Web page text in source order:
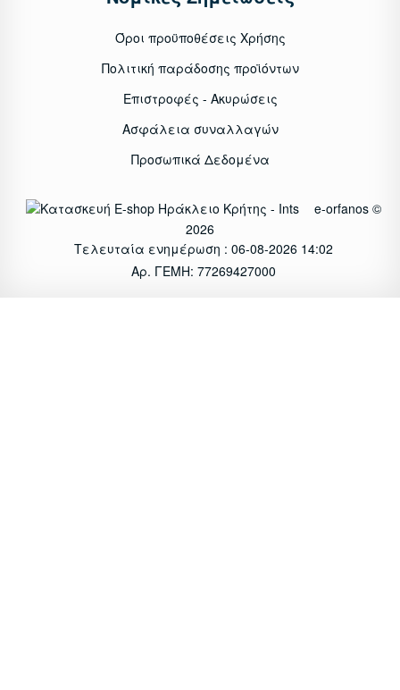
Όροι προϋποθέσεις Χρήσης
Πολιτική παράδοσης προϊόντων
Επιστροφές - Ακυρώσεις
Ασφάλεια συναλλαγών
Προσωπικά Δεδομένα
e-orfanos ©
2026
Τελευταία ενημέρωση : 06-08-2026 14:02
Αρ. ΓΕΜΗ: 77269427000